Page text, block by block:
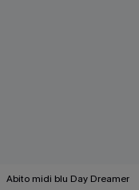
Abito midi blu Day Dreamer